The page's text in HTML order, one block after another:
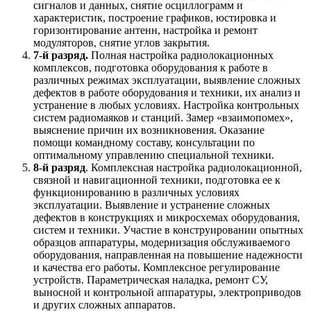
сигналов и данных, снятие осциллограмм и
характеристик, построение графиков, юстировка и
горизонтирование антенн, настройка и ремонт
модуляторов, снятие углов закрытия.
7-й разряд. Полная настройка радиолокационных
комплексов, подготовка оборудования к работе в
различных режимах эксплуатации, выявление сложных
дефектов в работе оборудования и техники, их анализ и
устранение в любых условиях. Настройка контрольных
систем радиомаяков и станций. Замер «взаимопомех»,
выяснение причин их возникновения. Оказание
помощи командному составу, консультации по
оптимальному управлению специальной техники.
8-й разряд. Комплексная настройка радиолокационной,
связной и навигационной техники, подготовка ее к
функционированию в различных условиях
эксплуатации. Выявление и устранение сложных
дефектов в конструкциях и микросхемах оборудования,
систем и техники. Участие в конструировании опытных
образцов аппаратуры, модернизация обслуживаемого
оборудования, направленная на повышение надежности
и качества его работы. Комплексное регулирование
устройств. Параметрическая наладка, ремонт СУ,
выносной и контрольной аппаратуры, электроприводов
и других сложных аппаратов.